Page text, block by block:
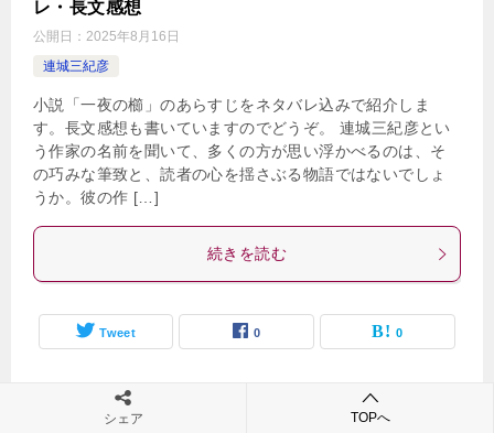
レ・長文感想
公開日： 2025年8月16日
連城三紀彦
小説「一夜の櫛」のあらすじをネタバレ込みで紹介しま
す。長文感想も書いていますのでどうぞ。 連城三紀彦とい
う作家の名前を聞いて、多くの方が思い浮かべるのは、そ
の巧みな筆致と、読者の心を揺さぶる物語ではないでしょ
うか。彼の作 […]
続きを読む
Tweet 0 0
シェア TOPへ